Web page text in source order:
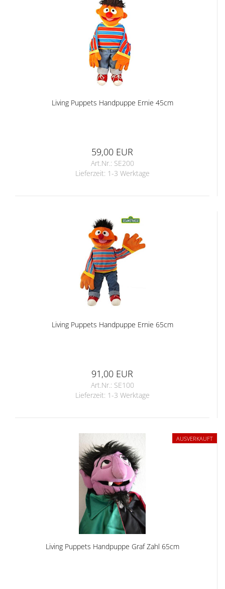
Living Puppets Handpuppe Ernie 45cm
59,00 EUR
Art.Nr.: SE200
Lieferzeit: 1-3 Werktage
Living Puppets Handpuppe Ernie 65cm
91,00 EUR
Art.Nr.: SE100
Lieferzeit: 1-3 Werktage
AUSVERKAUFT
Living Puppets Handpuppe Graf Zahl 65cm